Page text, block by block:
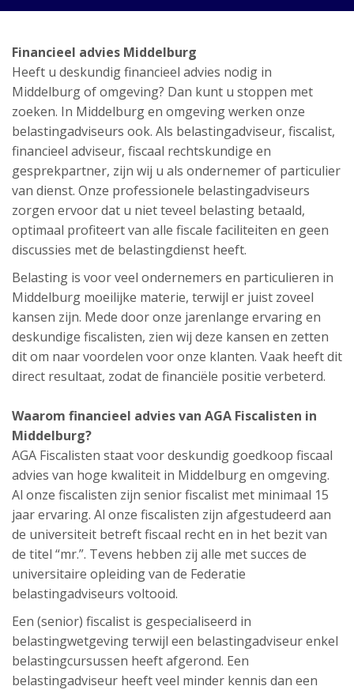
Financieel advies Middelburg
Heeft u deskundig financieel advies nodig in
Middelburg of omgeving? Dan kunt u stoppen met
zoeken. In Middelburg en omgeving werken onze
belastingadviseurs ook. Als belastingadviseur, fiscalist,
financieel adviseur, fiscaal rechtskundige en
gesprekpartner, zijn wij u als ondernemer of particulier
van dienst. Onze professionele belastingadviseurs
zorgen ervoor dat u niet teveel belasting betaald,
optimaal profiteert van alle fiscale faciliteiten en geen
discussies met de belastingdienst heeft.
Belasting is voor veel ondernemers en particulieren in
Middelburg moeilijke materie, terwijl er juist zoveel
kansen zijn. Mede door onze jarenlange ervaring en
deskundige fiscalisten, zien wij deze kansen en zetten
dit om naar voordelen voor onze klanten. Vaak heeft dit
direct resultaat, zodat de financiële positie verbeterd.
Waarom financieel advies van AGA Fiscalisten in
Middelburg?
AGA Fiscalisten staat voor deskundig goedkoop fiscaal
advies van hoge kwaliteit in Middelburg en omgeving.
Al onze fiscalisten zijn senior fiscalist met minimaal 15
jaar ervaring. Al onze fiscalisten zijn afgestudeerd aan
de universiteit betreft fiscaal recht en in het bezit van
de titel “mr.”. Tevens hebben zij alle met succes de
universitaire opleiding van de Federatie
belastingadviseurs voltooid.
Een (senior) fiscalist is gespecialiseerd in
belastingwetgeving terwijl een belastingadviseur enkel
belastingcursussen heeft afgerond. Een
belastingadviseur heeft veel minder kennis dan een